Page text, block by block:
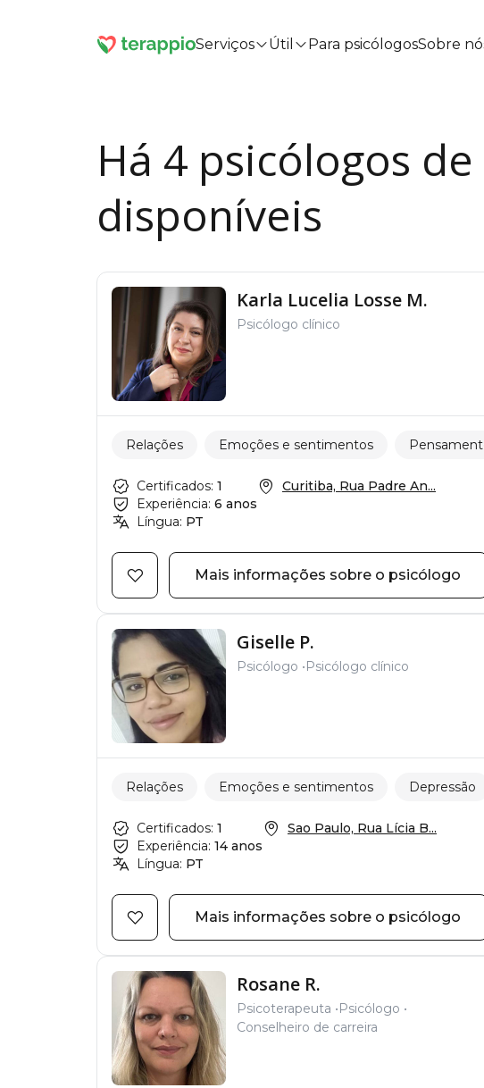
Serviços Útil Para psicólogosSobre
Há 4 psicólogos
disponíveis
Karla Lucelia Losse M.
Psicólogo clínico
Relações Emoções e sentimentos
Certificados: 1
Experiência: 6 anos
Língua: PT
Curitiba, Rua Padre An...
Mais informações sobre o psicólogo
Giselle P.
Psicólogo Psicólogo clínico
Relações Emoções e sentimentos Depressão
Certificados: 1
Experiência: 14 anos
Língua: PT
Sao Paulo, Rua Lícia B...
Mais informações sobre o psicólogo
Rosane R.
Psicoterapeuta
Psicólogo
Conselheiro de carreira